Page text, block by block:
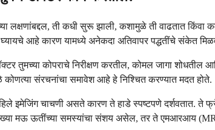
लक्षणांबद्दल, ती कधी सुरू झाली, कशामुळे ती वाढतात किंवा
आहे कारण यामध्ये अनेकदा अतिवापर पद्धतींचे संकेत
तुमच्या कोपराचे निरीक्षण करतील, कोमल जागा शोधतील
संरचनांचा समावेश आहे हे निश्चित करण्यात मदत होते.
इमेजिंग चाचणी असते कारण ते हाडे स्पष्टपणे दर्शवतात. ते
मऊ ऊतींच्या समस्यांचा संशय असेल, तर ते एमआरआय